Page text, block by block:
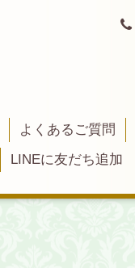
よくあるご質問
LINEに友だち追加